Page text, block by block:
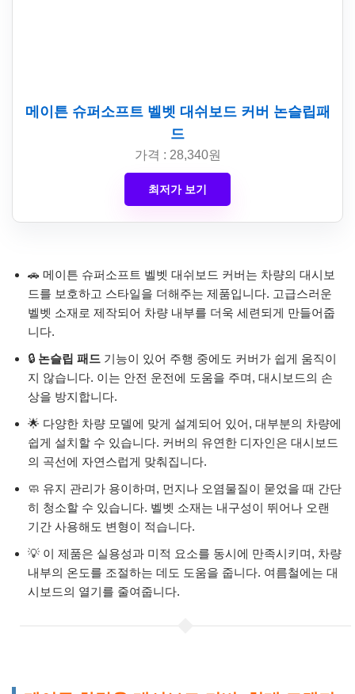
메이튼 슈퍼소프트 벨벳 대쉬보드 커버 논슬립패
드
가격 : 28,340원
최저가 보기
🚗 메이튼 슈퍼소프트 벨벳 대쉬보드 커버는 차량의 대시보
드를 보호하고 스타일을 더해주는 제품입니다. 고급스러운
벨벳 소재로 제작되어 차량 내부를 더욱 세련되게 만들어줍
니다.
🔒 논슬립 패드 기능이 있어 주행 중에도 커버가 쉽게 움직이
지 않습니다. 이는 안전 운전에 도움을 주며, 대시보드의 손
상을 방지합니다.
🌟 다양한 차량 모델에 맞게 설계되어 있어, 대부분의 차량에
쉽게 설치할 수 있습니다. 커버의 유연한 디자인은 대시보드
의 곡선에 자연스럽게 맞춰집니다.
🧼 유지 관리가 용이하며, 먼지나 오염물질이 묻었을 때 간단
히 청소할 수 있습니다. 벨벳 소재는 내구성이 뛰어나 오랜
기간 사용해도 변형이 적습니다.
💡 이 제품은 실용성과 미적 요소를 동시에 만족시키며, 차량
내부의 온도를 조절하는 데도 도움을 줍니다. 여름철에는 대
시보드의 열기를 줄여줍니다.